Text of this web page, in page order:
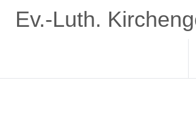
InhaltEv.-Luth.